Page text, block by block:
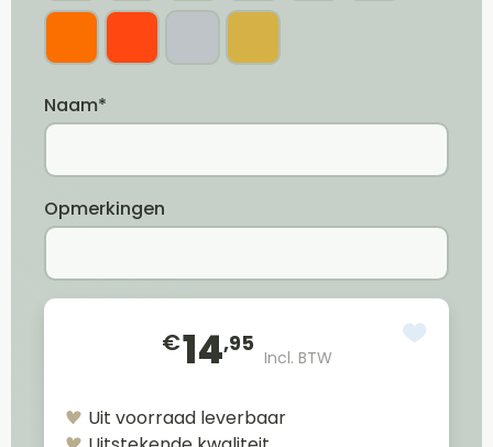
Naam*
Opmerkingen
€14,95
Incl. BTW
Uit voorraad leverbaar